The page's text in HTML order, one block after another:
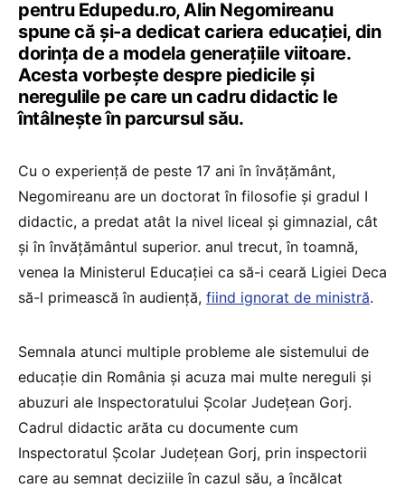
pentru Edupedu.ro, Alin Negomireanu
spune că și-a dedicat cariera educației, din
dorința de a modela generațiile viitoare.
Acesta vorbește despre piedicile și
neregulile pe care un cadru didactic le
întâlnește în parcursul său.
Cu o experiență de peste 17 ani în învățământ,
Negomireanu are un doctorat în filosofie și gradul I
didactic, a predat atât la nivel liceal și gimnazial, cât
și în învățământul superior. anul trecut, în toamnă,
venea la Ministerul Educației ca să-i ceară Ligiei Deca
să-l primească în audiență, fiind ignorat de ministră.
Semnala atunci multiple probleme ale sistemului de
educație din România și acuza mai multe nereguli și
abuzuri ale Inspectoratului Școlar Județean Gorj.
Cadrul didactic arăta cu documente cum
Inspectoratul Școlar Județean Gorj, prin inspectorii
care au semnat deciziile în cazul său, a încălcat